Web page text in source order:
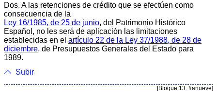
Dos. A las retenciones de crédito que se efectúen como
consecuencia de la
Ley 16/1985, de 25 de junio, del Patrimonio Histórico
Español, no les será de aplicación las limitaciones
establecidas en el artículo 22 de la Ley 37/1988, de 28 de
diciembre, de Presupuestos Generales del Estado para
1989.
Subir
[Bloque 13: #anueve]